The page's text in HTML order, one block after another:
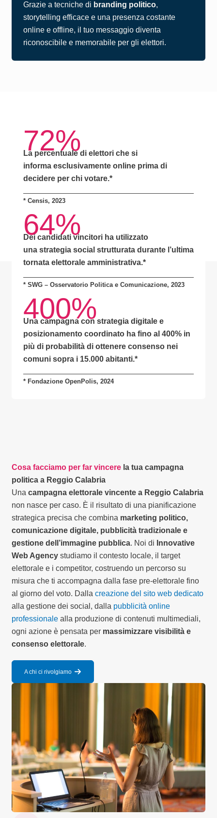
Grazie a tecniche di branding politico,
storytelling efficace e una presenza costante
online e offline, il tuo messaggio diventa
riconoscibile e memorabile per gli elettori.
72%
La percentuale di elettori che si
informa esclusivamente online prima di
decidere per chi votare.*
* Censis, 2023
64%
Dei candidati vincitori ha utilizzato
una strategia social strutturata durante l’ultima
tornata elettorale amministrativa.*
* SWG – Osservatorio Politica e Comunicazione, 2023
400%
Una campagna con strategia digitale e
posizionamento coordinato ha fino al 400% in
più di probabilità di ottenere consenso nei
comuni sopra i 15.000 abitanti.*
* Fondazione OpenPolis, 2024
Cosa facciamo per far vincere la tua campagna
politica a Reggio Calabria
Una campagna elettorale vincente a Reggio Calabria
non nasce per caso. È il risultato di una pianificazione
strategica precisa che combina marketing politico,
comunicazione digitale, pubblicità tradizionale e
gestione dell’immagine pubblica. Noi di Innovative
Web Agency studiamo il contesto locale, il target
elettorale e i competitor, costruendo un percorso su
misura che ti accompagna dalla fase pre-elettorale fino
al giorno del voto. Dalla creazione del sito web dedicato
alla gestione dei social, dalla pubblicità online
professionale alla produzione di contenuti multimediali,
ogni azione è pensata per massimizzare visibilità e
consenso elettorale.
A chi ci rivolgiamo